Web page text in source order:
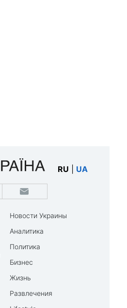
RU UA
Новости Украины
Аналитика
Политика
Бизнес
Жизнь
Развлечения